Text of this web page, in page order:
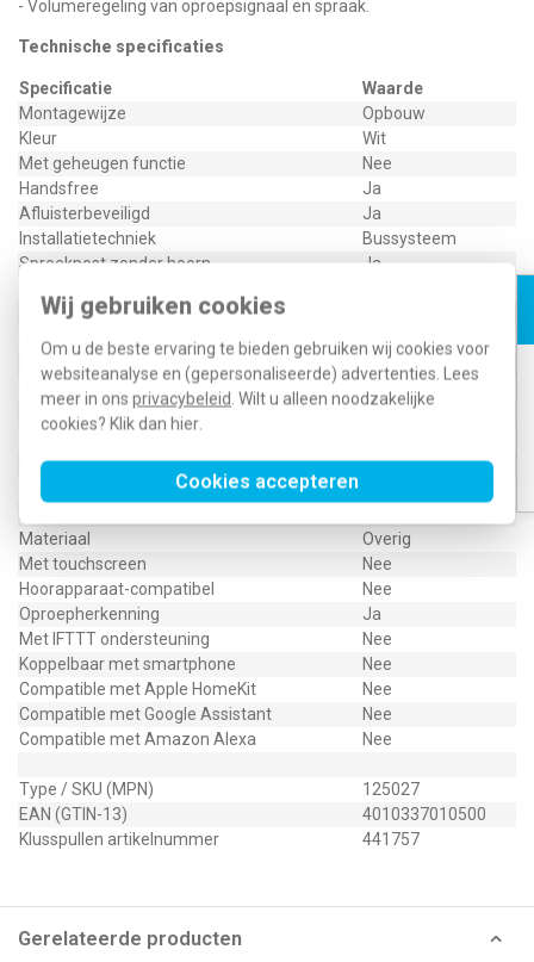
Wij gebruiken cookies
Om u de beste ervaring te bieden gebruiken wij cookies voor
websiteanalyse en (gepersonaliseerde) advertenties. Lees
meer in ons privacybeleid . Wilt u alleen noodzakelijke
cookies? Klik dan hier
Cookies accepteren
- Volumeregeling van oproepsignaal en spraak.
Technische specificaties
Specificatie
Waarde
Montagewijze
Opbouw
Kleur
Wit
Met geheugen functie
Nee
Handsfree
Ja
Afluisterbeveiligd
Ja
Installatietechniek
Bussysteem
Spreekpost zonder hoorn
Ja
Videobesturing
Bediening deurslot
Interne communicatie
Extra apparaat aankoppelbaar
Nee
Volumeregeling
Bediening extra functie(s)
Ja
Materiaal
Overig
Met touchscreen
Nee
Hoorapparaat-compatibel
Nee
Oproepherkenning
Ja
Met IFTTT ondersteuning
Nee
Koppelbaar met smartphone
Nee
Compatible met Apple HomeKit
Nee
Compatible met Google Assistant
Nee
Compatible met Amazon Alexa
Nee
Type / SKU (MPN)
125027
EAN (GTIN-13)
4010337010500
Klusspullen artikelnummer
441757
Gerelateerde producten